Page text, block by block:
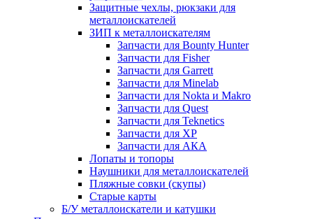
Защитные чехлы, рюкзаки для
металлоискателей
ЗИП к металлоискателям
Запчасти для Bounty Hunter
Запчасти для Fisher
Запчасти для Garrett
Запчасти для Minelab
Запчасти для Nokta и Makro
Запчасти для Quest
Запчасти для Teknetics
Запчасти для XP
Запчасти для АКА
Лопаты и топоры
Наушники для металлоискателей
Пляжные совки (скупы)
Старые карты
Б/У металлоискатели и катушки